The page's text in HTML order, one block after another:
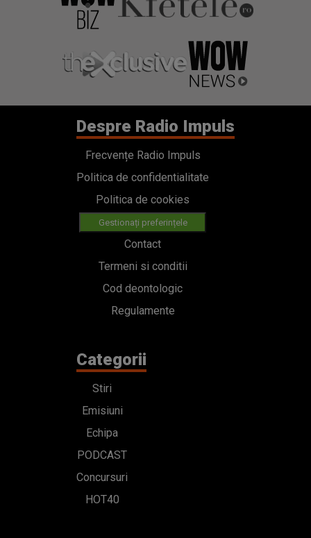
Despre Radio Impuls
Frecvențe Radio Impuls
Politica de confidentialitate
Politica de cookies
Gestionați preferințele
Contact
Termeni si conditii
Cod deontologic
Regulamente
Categorii
Stiri
Emisiuni
Echipa
PODCAST
Concursuri
HOT40